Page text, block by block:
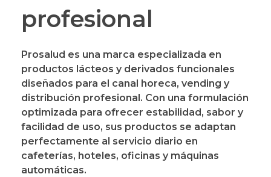
profesional
Prosalud es una marca especializada en
productos lácteos y derivados funcionales
diseñados para el canal
horeca, vending y
distribución profesional . Con una formulación
optimizada para ofrecer estabilidad, sabor y
facilidad de uso, sus productos se adaptan
perfectamente al servicio diario en
cafeterías, hoteles, oficinas y máquinas
automáticas.